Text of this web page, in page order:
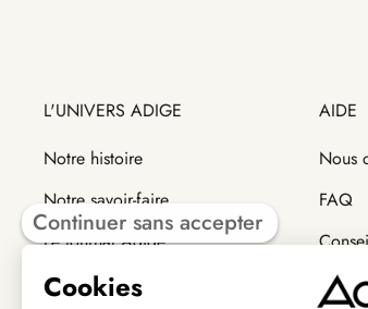
L'UNIVERS ADIGE
Notre histoire
Notre savoir-faire
Le journal Adige
Trouver un revendeur
AIDE
Nous
FAQ
Continuer sans accepter
Cookies